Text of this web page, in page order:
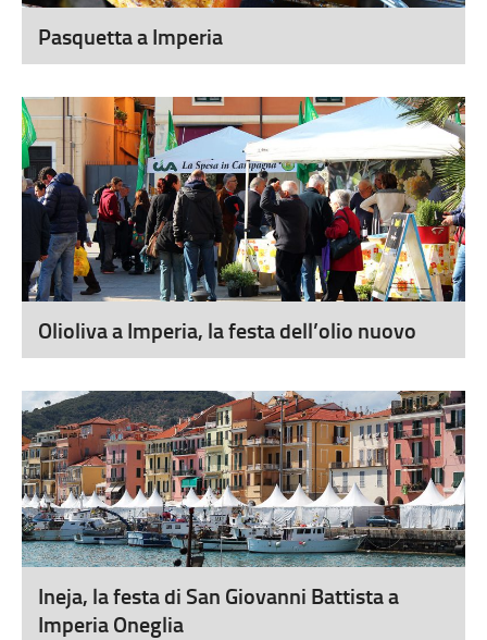
Pasquetta a Imperia
Olioliva a Imperia, la festa dell’olio nuovo
Ineja, la festa di San Giovanni Battista a
Imperia Oneglia